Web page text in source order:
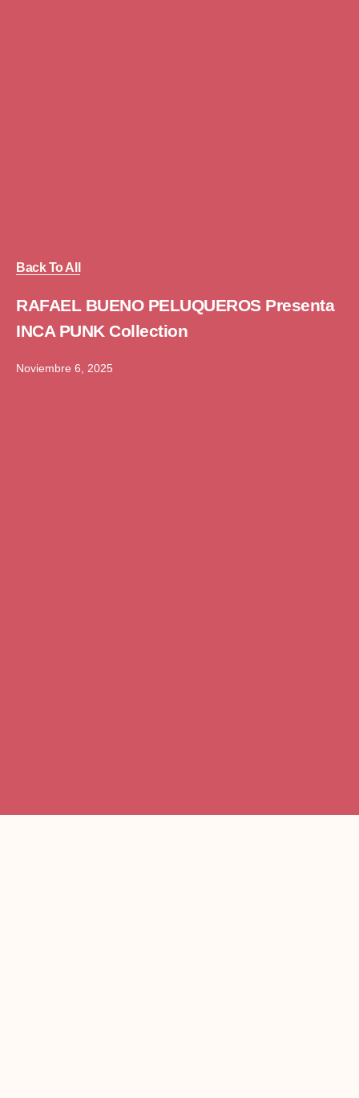
Back To All
RAFAEL BUENO PELUQUEROS Presenta
INCA PUNK Collection
Noviembre 6, 2025